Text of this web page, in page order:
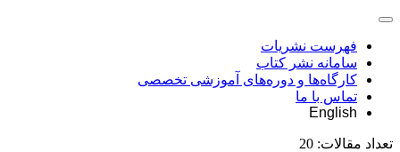
فهرست نشریات
سامانه نشر کتاب
کارگاه‌ها و دوره‌های آموزشی تخصصی
تماس با ما
English
تعداد مقالات: 20